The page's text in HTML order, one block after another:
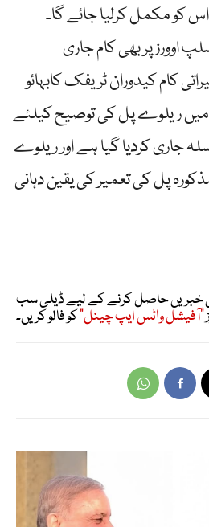
کو مکمل کرلیا جائے گا۔
اوورز پر بھی کام جاری
کام کیدوران ٹریفک کابہائو
ریلوے پل کی توصیح کیلئے
جاری کردیا گیا ہے اور ریلوے
پل کی تعمیر کی یقین دہانی
خبریں حاصل کرنے کے لیے ڈیلی سب
"آفیشل واٹس ایپ چینل"کو فالو کریں۔